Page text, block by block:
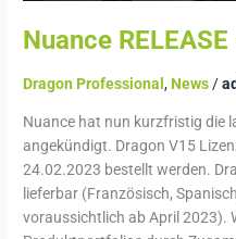
Nuance
Dragon Professional,News/
Nuance hat nun kurzfristig die
angekündigt. Dragon V15
24.02.2023 bestellt werden.
lieferbar (Französisch,
voraussichtlich ab April 2023).